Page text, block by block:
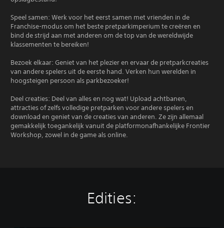
Speel samen: Werk voor het eerst samen met vrienden in de
Franchise-modus om het beste pretparkimperium te creëren en
bind de strijd aan met anderen om de top van de wereldwijde
klassementen te bereiken!
Bezoek elkaar: Geniet van het plezier en ervaar de pretparkcreaties
van andere spelers uit de eerste hand. Verken hun werelden in
hoogsteigen persoon als parkbezoeker!
Deel creaties: Deel van alles en nog wat! Upload achtbanen,
attracties of zelfs volledige pretparken voor andere spelers en
download en geniet van de creaties van anderen. Ze zijn allemaal
gemakkelijk toegankelijk vanuit de platformonafhankelijke Frontier
Workshop, zowel in de game als online.
Edities: